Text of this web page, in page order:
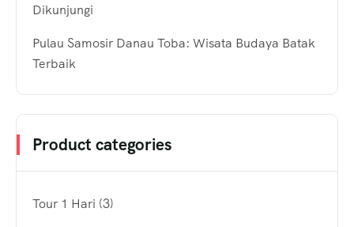
Dikunjungi
Pulau Samosir Danau Toba: Wisata Budaya Batak
Terbaik
Product categories
Tour 1 Hari (3)